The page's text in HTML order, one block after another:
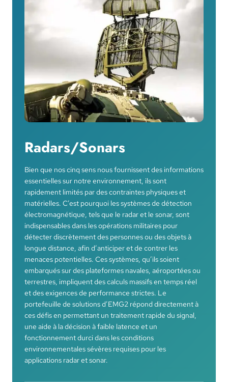
Radars/Sonars
Bien que nos cinq sens nous fournissent des informations
essentielles sur notre environnement, ils sont
rapidement limités par des contraintes physiques et
matérielles. C’est pourquoi les systèmes de détection
électromagnétique, tels que le radar et le sonar, sont
indispensables dans les opérations militaires pour
détecter discrètement des personnes ou des objets à
longue distance, afin d’anticiper et de contrer les
menaces potentielles. Ces systèmes, qu’ils soient
embarqués sur des plateformes navales, aéroportées ou
terrestres, impliquent des calculs massifs en temps réel
et des exigences de performance strictes. Le
portefeuille de solutions d’EMG2 répond directement à
ces défis en permettant un traitement rapide du signal,
une aide à la décision à faible latence et un
fonctionnement durci dans les conditions
environnementales sévères requises pour les
applications radar et sonar.